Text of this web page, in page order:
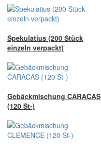
Spekulatius (200 Stück
einzeln verpackt)
Gebäckmischung CARACAS
(120 St-)